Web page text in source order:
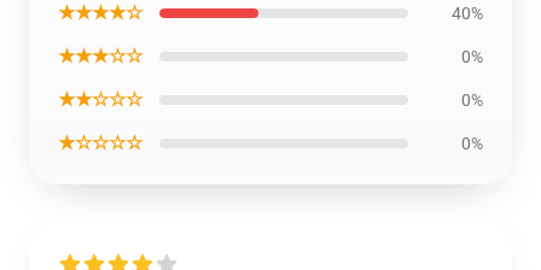
★★★★☆ 40%
★★★☆☆ 0%
★★☆☆☆ 0%
★☆☆☆☆ 0%